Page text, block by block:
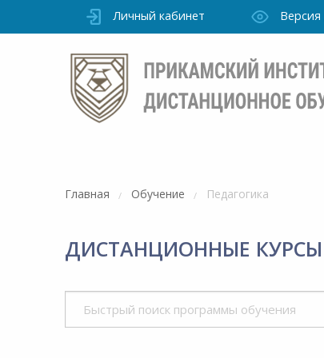
Личный кабинет
Главная Обучение Педагогика
ДИСТАНЦИОННЫЕ КУРСЫ